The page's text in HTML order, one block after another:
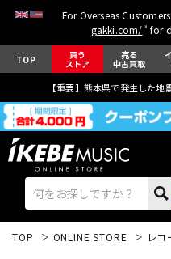
For Overseas
gakki.com/" for
TOP 買う
ストア
売る
中古買取
【重要】熊本県で発生した
TOP ONLINE STORE レ